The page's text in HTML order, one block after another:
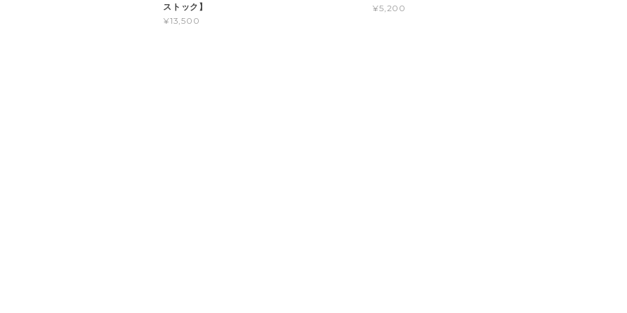
ストック】
¥13,500
¥5,200